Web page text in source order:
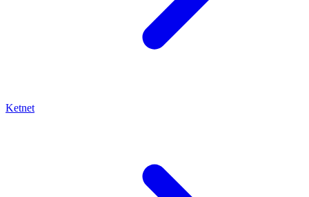
Ketnet